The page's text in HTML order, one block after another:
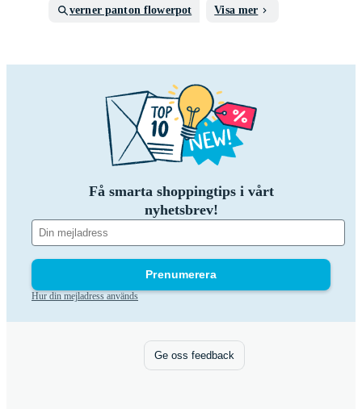
verner panton flowerpot Visa mer
Få smarta shoppingtips i vårt
nyhetsbrev!
Prenumerera
Hur din mejladress används
Ge oss feedback